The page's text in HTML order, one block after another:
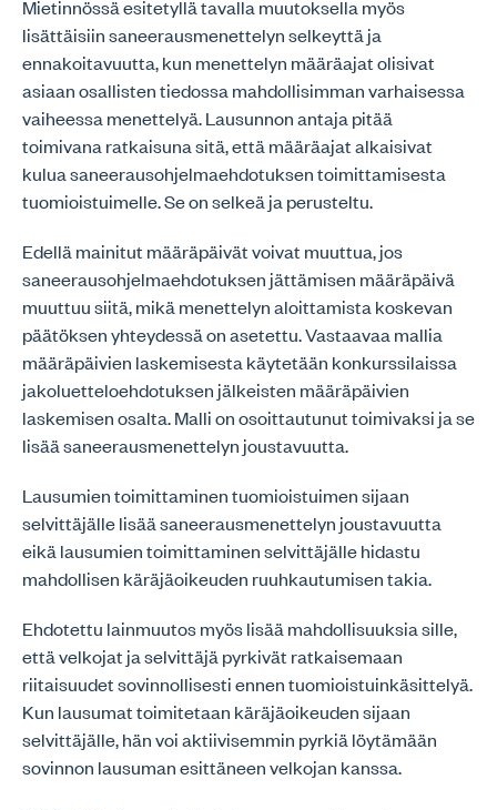
Mietinnössä esitetyllä tavalla muutoksella myös
lisättäisiin saneerausmenettelyn selkeyttä ja
ennakoitavuutta, kun menettelyn määräajat olisivat
asiaan osallisten tiedossa mahdollisimman varhaisessa
vaiheessa menettelyä. Lausunnon antaja pitää
toimivana ratkaisuna sitä, että määräajat alkaisivat
kulua saneerausohjelmaehdotuksen toimittamisesta
tuomioistuimelle. Se on selkeä ja perusteltu.
Edellä mainitut määräpäivät voivat muuttua, jos
saneerausohjelmaehdotuksen jättämisen määräpäivä
muuttuu siitä, mikä menettelyn aloittamista koskevan
päätöksen yhteydessä on asetettu. Vastaavaa mallia
määräpäivien laskemisesta käytetään konkurssilaissa
jakoluetteloehdotuksen jälkeisten määräpäivien
laskemisen osalta. Malli on osoittautunut toimivaksi ja se
lisää saneerausmenettelyn joustavuutta.
Lausumien toimittaminen tuomioistuimen sijaan
selvittäjälle lisää saneerausmenettelyn joustavuutta
eikä lausumien toimittaminen selvittäjälle hidastu
mahdollisen käräjäoikeuden ruuhkautumisen takia.
Ehdotettu lainmuutos myös lisää mahdollisuuksia sille,
että velkojat ja selvittäjä pyrkivät ratkaisemaan
riitaisuudet sovinnollisesti ennen tuomioistuinkäsittelyä.
Kun lausumat toimitetaan käräjäoikeuden sijaan
selvittäjälle, hän voi aktiivisemmin pyrkiä löytämään
sovinnon lausuman esittäneen velkojan kanssa.